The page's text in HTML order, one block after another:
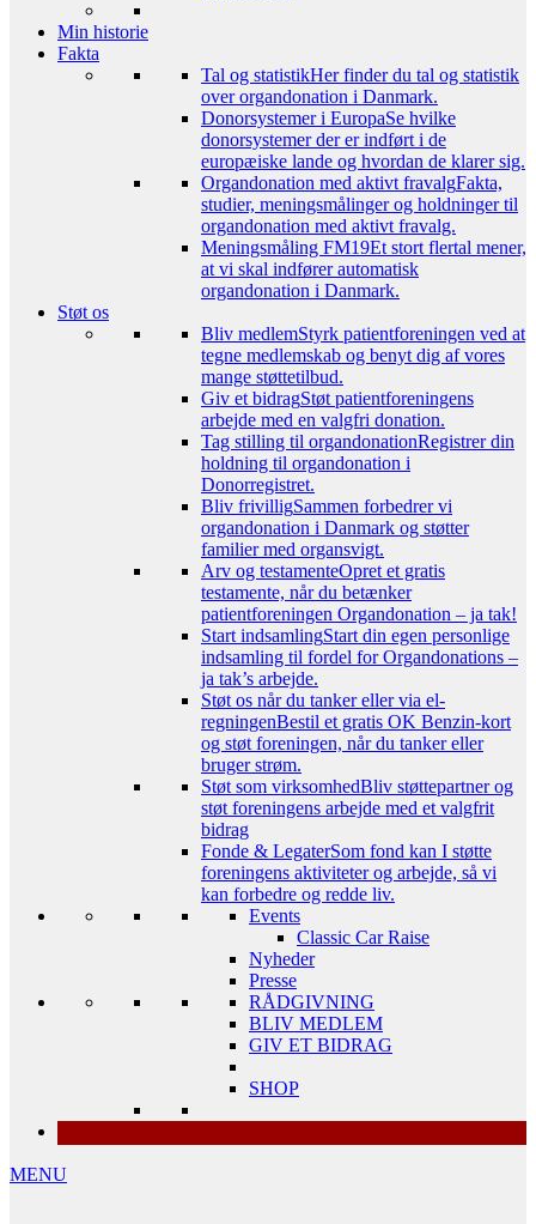
Min historie
Fakta
Tal og statistikHer finder du tal og statistik
over organdonation i Danmark.
Donorsystemer i EuropaSe hvilke
donorsystemer der er indført i de
europæiske lande og hvordan de klarer sig.
Organdonation med aktivt fravalgFakta,
studier, meningsmålinger og holdninger til
organdonation med aktivt fravalg.
Meningsmåling FM19Et stort flertal mener,
at vi skal indfører automatisk
organdonation i Danmark.
Støt os
Bliv medlemStyrk patientforeningen ved at
tegne medlemskab og benyt dig af vores
mange støttetilbud.
Giv et bidragStøt patientforeningens
arbejde med en valgfri donation.
Tag stilling til organdonationRegistrer din
holdning til organdonation i
Donorregistret.
Bliv frivilligSammen forbedrer vi
organdonation i Danmark og støtter
familier med organsvigt.
Arv og testamenteOpret et gratis
testamente, når du betænker
patientforeningen Organdonation – ja tak!
Start indsamlingStart din egen personlige
indsamling til fordel for Organdonations –
ja tak’s arbejde.
Støt os når du tanker eller via el-
regningenBestil et gratis OK Benzin-kort
og støt foreningen, når du tanker eller
bruger strøm.
Støt som virksomhedBliv støttepartner og
støt foreningens arbejde med et valgfrit
bidrag
Fonde & LegaterSom fond kan I støtte
foreningens aktiviteter og arbejde, så vi
kan forbedre og redde liv.
Events
Classic Car Raise
Nyheder
Presse
RÅDGIVNING
BLIV MEDLEM
GIV ET BIDRAG
SHOP
MENU